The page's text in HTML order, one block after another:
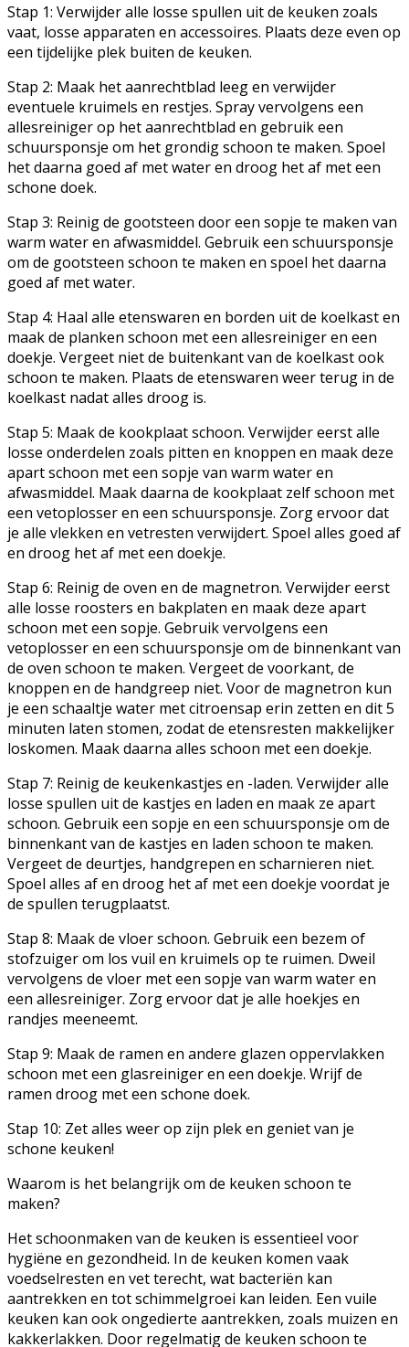
Stap 1: Verwijder alle losse spullen uit de keuken zoals
vaat, losse apparaten en accessoires. Plaats deze even op
een tijdelijke plek buiten de keuken.
Stap 2: Maak het aanrechtblad leeg en verwijder
eventuele kruimels en restjes. Spray vervolgens een
allesreiniger op het aanrechtblad en gebruik een
schuursponsje om het grondig schoon te maken. Spoel
het daarna goed af met water en droog het af met een
schone doek.
Stap 3: Reinig de gootsteen door een sopje te maken van
warm water en afwasmiddel. Gebruik een schuursponsje
om de gootsteen schoon te maken en spoel het daarna
goed af met water.
Stap 4: Haal alle etenswaren en borden uit de koelkast en
maak de planken schoon met een allesreiniger en een
doekje. Vergeet niet de buitenkant van de koelkast ook
schoon te maken. Plaats de etenswaren weer terug in de
koelkast nadat alles droog is.
Stap 5: Maak de kookplaat schoon. Verwijder eerst alle
losse onderdelen zoals pitten en knoppen en maak deze
apart schoon met een sopje van warm water en
afwasmiddel. Maak daarna de kookplaat zelf schoon met
een vetoplosser en een schuursponsje. Zorg ervoor dat
je alle vlekken en vetresten verwijdert. Spoel alles goed af
en droog het af met een doekje.
Stap 6: Reinig de oven en de magnetron. Verwijder eerst
alle losse roosters en bakplaten en maak deze apart
schoon met een sopje. Gebruik vervolgens een
vetoplosser en een schuursponsje om de binnenkant van
de oven schoon te maken. Vergeet de voorkant, de
knoppen en de handgreep niet. Voor de magnetron kun
je een schaaltje water met citroensap erin zetten en dit 5
minuten laten stomen, zodat de etensresten makkelijker
loskomen. Maak daarna alles schoon met een doekje.
Stap 7: Reinig de keukenkastjes en -laden. Verwijder alle
losse spullen uit de kastjes en laden en maak ze apart
schoon. Gebruik een sopje en een schuursponsje om de
binnenkant van de kastjes en laden schoon te maken.
Vergeet de deurtjes, handgrepen en scharnieren niet.
Spoel alles af en droog het af met een doekje voordat je
de spullen terugplaatst.
Stap 8: Maak de vloer schoon. Gebruik een bezem of
stofzuiger om los vuil en kruimels op te ruimen. Dweil
vervolgens de vloer met een sopje van warm water en
een allesreiniger. Zorg ervoor dat je alle hoekjes en
randjes meeneemt.
Stap 9: Maak de ramen en andere glazen oppervlakken
schoon met een glasreiniger en een doekje. Wrijf de
ramen droog met een schone doek.
Stap 10: Zet alles weer op zijn plek en geniet van je
schone keuken!
Waarom is het belangrijk om de keuken schoon te
maken?
Het schoonmaken van de keuken is essentieel voor
hygiëne en gezondheid. In de keuken komen vaak
voedselresten en vet terecht, wat bacteriën kan
aantrekken en tot schimmelgroei kan leiden. Een vuile
keuken kan ook ongedierte aantrekken, zoals muizen en
kakkerlakken. Door regelmatig de keuken schoon te